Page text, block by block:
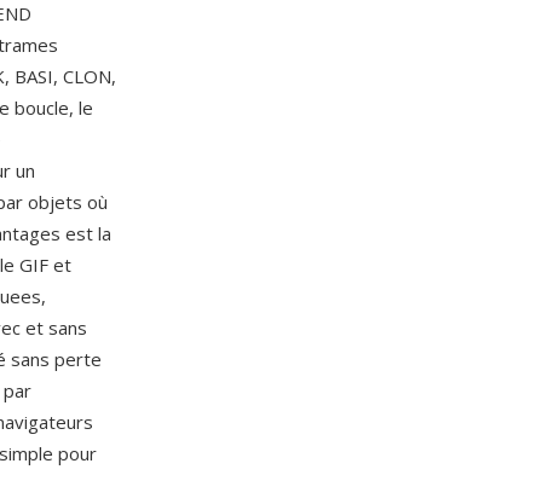
BASI, CLON,
boucle, le
un
objets où
est la
GIF et
et sans
sans perte
par
pour